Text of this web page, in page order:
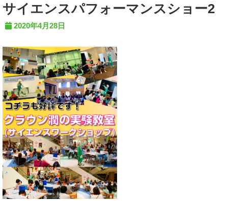
サイエンスパフォーマンスショー2
2020年4月28日